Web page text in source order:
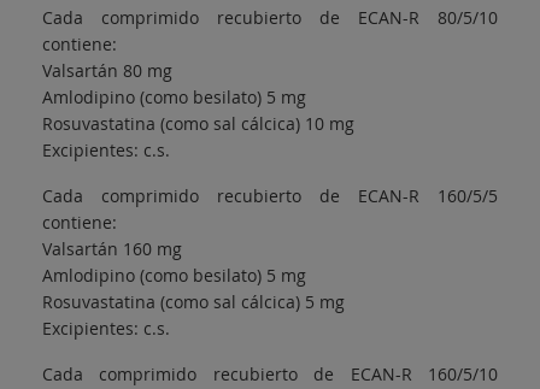
Cada comprimido recubierto de ECAN-R 80/5/10
contiene:
Valsartán 80 mg
Amlodipino (como besilato) 5 mg
Rosuvastatina (como sal cálcica) 10 mg
Excipientes: c.s.
Cada comprimido recubierto de ECAN-R 160/5/5
contiene:
Valsartán 160 mg
Amlodipino (como besilato) 5 mg
Rosuvastatina (como sal cálcica) 5 mg
Excipientes: c.s.
Cada comprimido recubierto de ECAN-R 160/5/10